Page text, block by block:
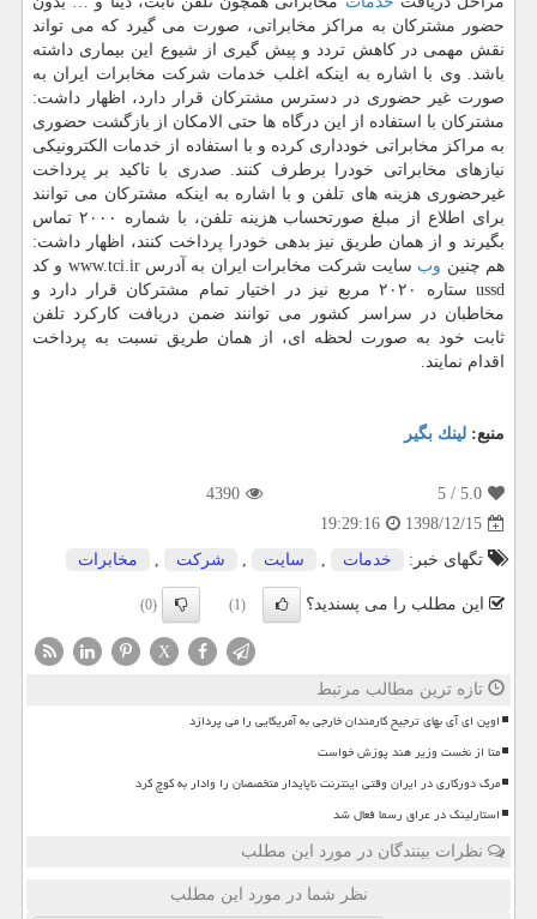
حضور مشتركان به مراكز مخابراتی، صورت می گیرد كه می تواند
نقش مهمی در كاهش تردد و پیش گیری از شیوع این بیماری داشته
باشد. وی با اشاره به اینكه اغلب خدمات شركت مخابرات ایران به
صورت غیر حضوری در دسترس مشتركان قرار دارد، اظهار داشت:
مشتركان با استفاده از این درگاه ها حتی الامكان از بازگشت حضوری
به مراكز مخابراتی خودداری كرده و با استفاده از خدمات الكترونیكی
نیازهای مخابراتی خودرا برطرف كنند. صدری با تاكید بر پرداخت
غیرحضوری هزینه های تلفن و با اشاره به اینكه مشتركان می توانند
برای اطلاع از مبلغ صورتحساب هزینه تلفن، با شماره ۲۰۰۰ تماس
بگیرند و از همان طریق نیز بدهی خودرا پرداخت كنند، اظهار داشت:
هم چنین وب
سایت شركت مخابرات ایران به آدرس www.tci.ir و كد
ussd ستاره ۲۰۲۰ مربع نیز در اختیار تمام مشتركان قرار دارد و
مخاطبان در سراسر كشور می توانند ضمن دریافت كاركرد تلفن
ثابت خود به صورت لحظه ای، از همان طریق نسبت به پرداخت
اقدام نمایند.
منبع: لینك بگیر
5.0
/ 5
4390
1398/12/15
19:29:16
تگهای خبر:
خدمات , سایت , شركت , مخابرات
این مطلب را می پسندید؟ (1)
(0)
X
تازه ترین مطالب مرتبط
اوپن ای آی بهای ترجیح کارمندان خارجی به آمریکایی را می پردازد
متا از نخست وزیر هند پوزش خواست
مرگ دورکاری در ایران وقتی اینترنت ناپایدار متخصصان را وادار به کوچ کرد
استارلینک در عراق رسما فعال شد
نظرات بینندگان در مورد این مطلب
نظر شما در مورد این مطلب